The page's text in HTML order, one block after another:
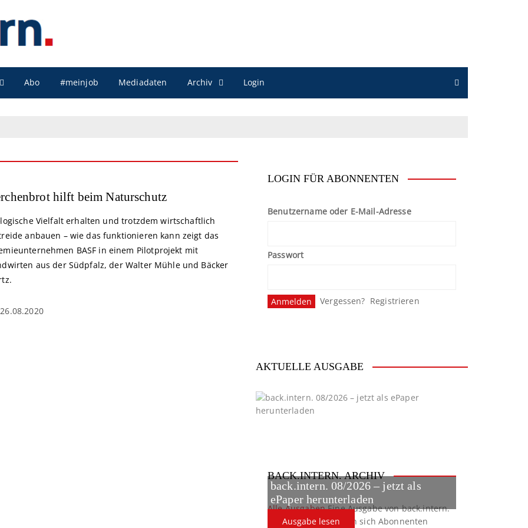
Abo #meinjob Mediadaten Archiv Login
hilft beim Naturschutz
Vielfalt erhalten und trotzdem wirtschaftlich
anbauen – wie das funktionieren kann zeigt das
BASF in einem Pilotprojekt mit
aus der Südpfalz, der Walter Mühle und Bäcker
26.08.2020
LOGIN FÜR ABONNENTEN
Benutzername oder E-Mail-Adresse
Passwort
Vergessen? Registrieren
AKTUELLE AUSGABE
back.intern. 08/2026 – jetzt als
ePaper herunterladen
Ausgabe lesen
BACK.INTERN. ARCHIV
Alle AusgabenEine Ausgabe von back.intern.
verpasst? Hier können sich Abonnenten